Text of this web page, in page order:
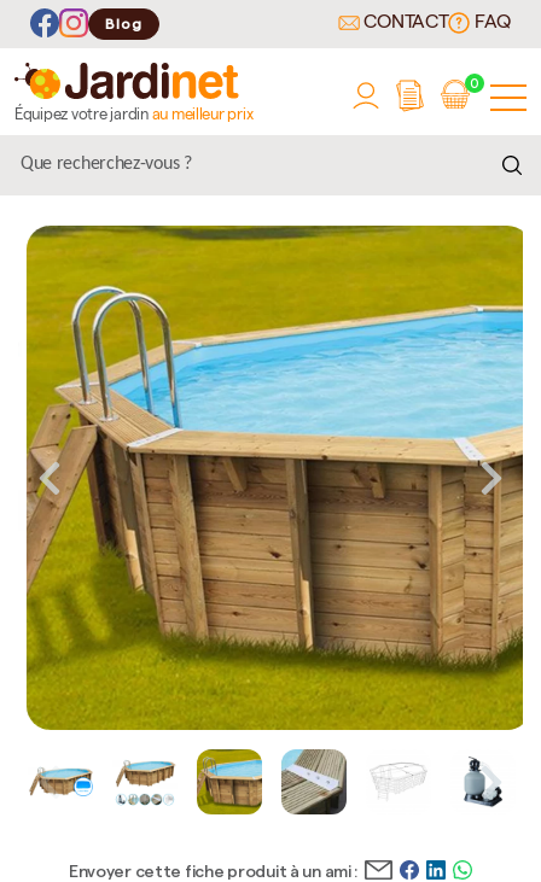
Blog CONTACT FAQ
Équipez votre jardin au meilleur prix
0
Envoyer cette fiche produit à un ami :